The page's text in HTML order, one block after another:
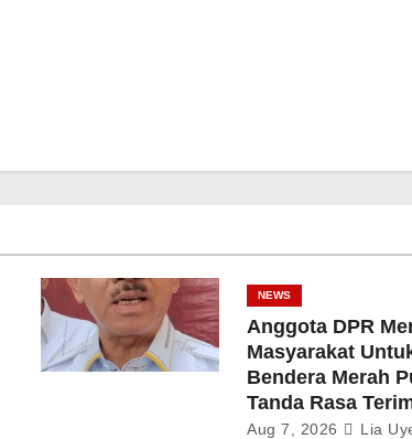
NEWS
Anggota DPR
Masyarakat
Bendera Merah
Tanda Rasa
Aug 7, 2026 Lia